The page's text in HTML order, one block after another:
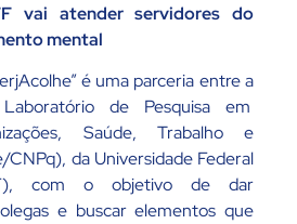
vai atender servidores do
mental
é uma parceria entre a
de Pesquisa em
Saúde, Trabalho e
CNPq), da Universidade Federal
com o objetivo de dar
e buscar elementos que